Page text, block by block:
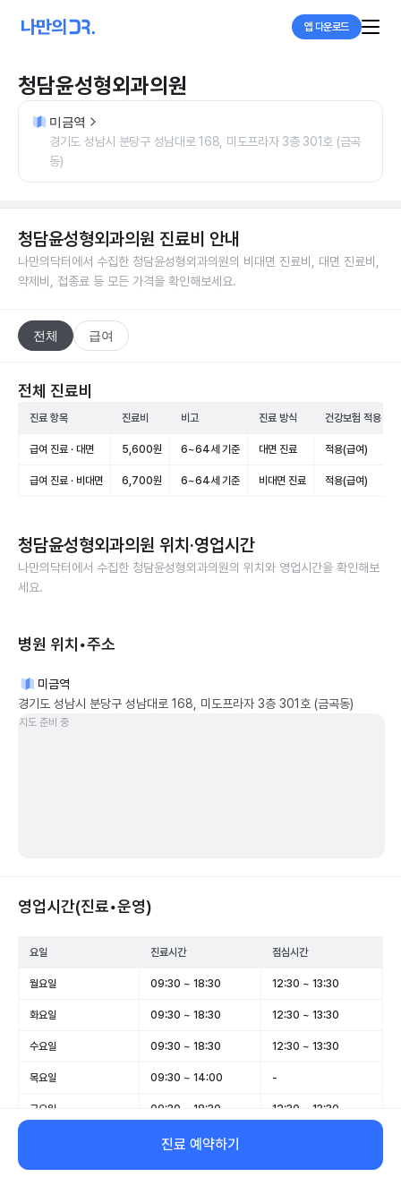
앱 다운로드
청담윤성형외과의원
미금역
경기도 성남시 분당구 성남대로 168, 미도프라자 3층 301호 (금곡
동)
청담윤성형외과의원 진료비 안내
나만의닥터에서 수집한 청담윤성형외과의원의 비대면 진료비, 대면 진료비,
약제비, 접종료 등 모든 가격을 확인해보세요.
전체 급여
전체 진료비
진료 항목 진료비 비고 진료 방식 건강보험 적용
급여 진료 · 대면 5,600원 6~64세 기준 대면 진료 적용(급여)
급여 진료 · 비대면 6,700원 6~64세 기준 비대면 진료 적용(급여)
청담윤성형외과의원 위치·영업시간
나만의닥터에서 수집한 청담윤성형외과의원의 위치와 영업시간을 확인해보
세요.
병원 위치•주소
미금역
경기도 성남시 분당구 성남대로 168, 미도프라자 3층 301호 (금곡동)
지도 준비 중
영업시간(진료•운영)
요일 진료시간 점심시간
월요일 09:30 ~ 18:30 12:30 ~ 13:30
화요일 09:30 ~ 18:30 12:30 ~ 13:30
수요일 09:30 ~ 18:30 12:30 ~ 13:30
목요일 09:30 ~ 14:00 -
금요일 09:30 ~ 18:30 12:30 ~ 13:30
09:30 ~ 14:30
일요일 휴무 -
진료 예약하기